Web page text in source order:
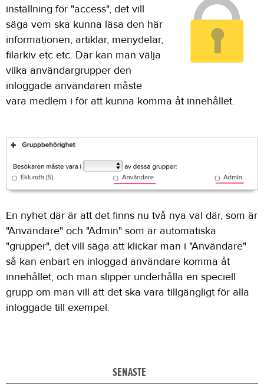
inställning för "access", det vill
säga vem ska kunna läsa den här
informationen, artiklar, menydelar,
filarkiv etc etc. Där kan man välja
vilka användargrupper den
inloggade användaren måste
vara medlem i för att kunna komma åt innehållet.
En nyhet där är att det finns nu två nya val där, som är
"Användare" och "Admin" som är automatiska
"grupper", det vill säga att klickar man i "Användare"
så kan enbart en inloggad användare komma åt
innehållet, och man slipper underhålla en speciell
grupp om man vill att det ska vara tillgängligt för alla
inloggade till exempel.
SENASTE